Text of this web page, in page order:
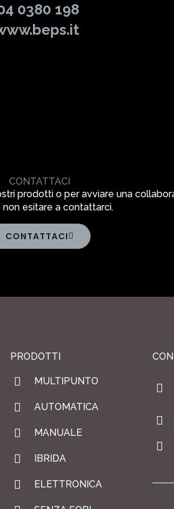
0380 198
CONTATTACI
prodotti o per avviare una
non esitare a contattarci.
CONTATTACI
PRODOTTI
MULTIPUNTO
AUTOMATICA
MANUALE
IBRIDA
ELETTRONICA